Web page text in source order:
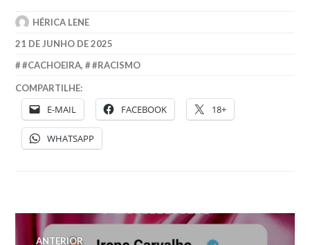
HÉRICA LENE
21 DE JUNHO DE 2025
#CACHOEIRA, #RACISMO
COMPARTILHE:
E-MAIL FACEBOOK 18+
WHATSAPP
Navegação
ANTERIOR